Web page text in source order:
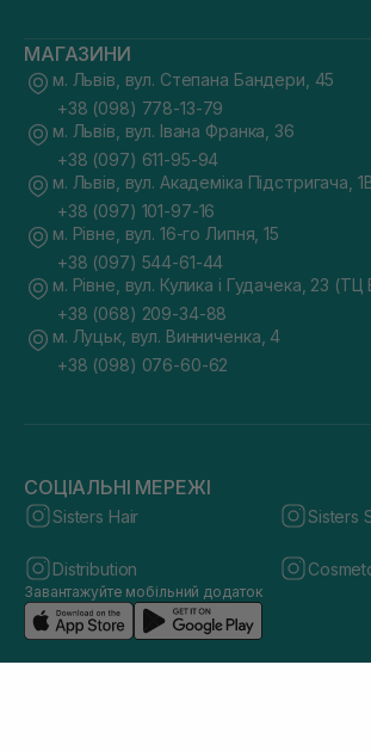
МАГАЗИНИ
м. Львів, вул. Степана Бандери, 45
+38 (098) 778-13-79
м. Львів, вул. Івана Франка, 36
+38 (097) 611-95-94
м. Львів, вул. Академіка Підстригача,
+38 (097) 101-97-16
м. Рівне, вул. 16-го Липня, 15
+38 (097) 544-61-44
м. Рівне, вул. Кулика і Гудачека, 23 (ТЦ
+38 (068) 209-34-88
м. Луцьк, вул. Винниченка, 4
+38 (098) 076-60-62
СОЦІАЛЬНІ МЕРЕЖІ
Sisters Hair Sisters
Distribution
Завантажуйте мобільний додаток